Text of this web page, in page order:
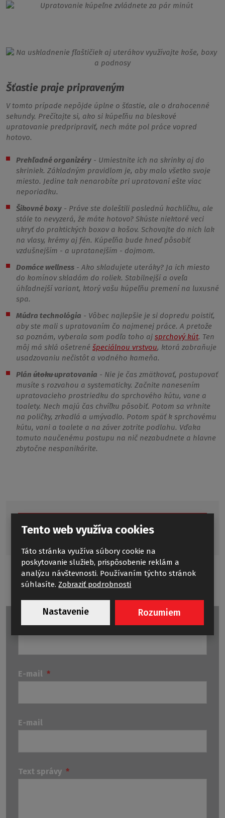
Šťastie praje pripraveným
V tomto prípade nepôjde úplne o šťastie, ale o drahocenné
sekundy. Prečítajte si, ako si kúpeľňu na bleskové
upratovanie predpripraviť, nech máte pol práce vopred
hotovo.
Prehľadné organizéry- Umiestnite ich na skrinky aj do
skriniek. Základným pravidlom je, aby malo všetko svoje
miesto. Jedine tak nenarobíte pri upratovaní ešte viac
neporiadku.
Šikovné boxy- Práve ste doleštili poslednú kachličku, ale
stále to nevyzerá, že máte hotovo? Skúste niektoré veci
ukryť do praktických boxov a košov. Schovajte do nich lak
na vlasy, krémy aj fén. Kúpeľňa bude hneď pôsobiť
vzdušnejším - a upratanejším - dojmom.
Domáce wellness- Ako skladujete uteráky? Ja ich miesto
do komínov skladám do roliek. Stabilnejší a oveľa
úhľadnejší variant, ktorý vašu kúpeľňu premení na luxusné
spa.
Múdra technológia - Vôbec najlepšie je si dopredu poistiť,
aby ste mali s upratovaním čo najmenej práce. A pretože
sa poznám, vyberala som podľa toho aj sprchový kút. Ten
môj má sklá ošetrené špeciálnou vrstvou, ktorá zabraňuje
usadzovaniu nečistôt a vodného kameňa.
Plán útokuupratovania - Nie je čas zmätkovať, postupovať
musíte s rozvahou a systematicky. Začnite nanesením
upratovacieho prostriedku do sprchového kútu, vane a
toalety. Nech majú čas chvíľku pôsobiť. Potom sa vrhnite
na poličky, zrkadlá a umývadlo. Potom späť k sprchovému
kútu, vani a toalete a na záver zotrite podlahu. Vďaka
tomuto naučenému postupu na nič nezabudnete a hlavne
zbytočne nespanikárite.
PREČÍTAJTE SI ĎALŠIE KÚPEĽŇOVÉ DENNÍKY
Meno a priezvisko *
E-mail *
E-mail
Text správy *
Tento web využíva cookies
Táto stránka využíva súbory cookie na
poskytovanie služieb, prispôsobenie reklám a
analýzu návštevnosti. Používaním týchto stránok
súhlasíte.Zobraziť podrobnosti
Nastavenie Rozumiem